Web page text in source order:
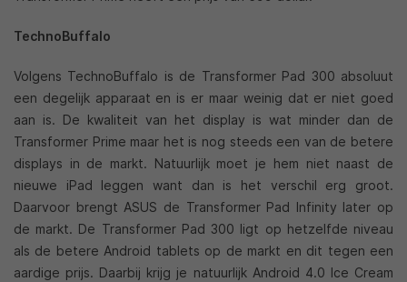
TechnoBuffalo
Volgens TechnoBuffalo is de Transformer Pad 300 absoluut
een degelijk apparaat en is er maar weinig dat er niet goed
aan is. De kwaliteit van het display is wat minder dan de
Transformer Prime maar het is nog steeds een van de betere
displays in de markt. Natuurlijk moet je hem niet naast de
nieuwe iPad leggen want dan is het verschil erg groot.
Daarvoor brengt ASUS de Transformer Pad Infinity later op
de markt. De Transformer Pad 300 ligt op hetzelfde niveau
als de betere Android tablets op de markt en dit tegen een
aardige prijs. Daarbij krijg je natuurlijk Android 4.0 Ice Cream